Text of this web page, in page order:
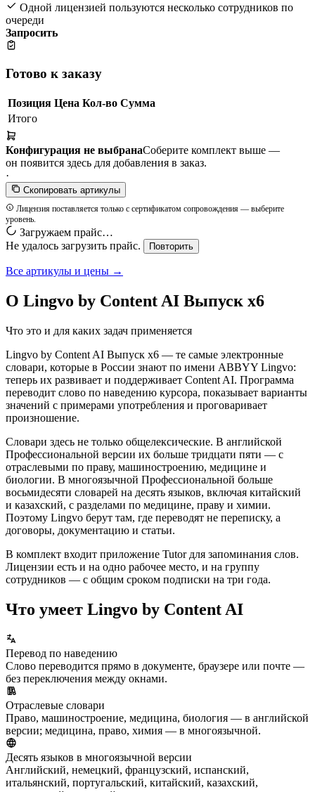
Одной лицензией пользуются несколько сотрудников по
очереди
Запросить
Готово к заказу
Позиция Цена Кол-во Сумма
Итого
Конфигурация не выбранаСоберите комплект выше —
он появится здесь для добавления в заказ.
·
Скопировать артикулы
Лицензия поставляется только с сертификатом сопровождения — выберите
уровень.
Загружаем прайс…
Не удалось загрузить прайс.
Повторить
Все артикулы и цены →
О Lingvo by Content AI Выпуск x6
Что это и для каких задач применяется
Lingvo by Content AI Выпуск x6 — те самые электронные
словари, которые в России знают по имени ABBYY Lingvo:
теперь их развивает и поддерживает Content AI. Программа
переводит слово по наведению курсора, показывает варианты
значений с примерами употребления и проговаривает
произношение.
Словари здесь не только общелексические. В английской
Профессиональной версии их больше тридцати пяти — с
отраслевыми по праву, машиностроению, медицине и
биологии. В многоязычной Профессиональной больше
восьмидесяти словарей на десять языков, включая китайский
и казахский, с разделами по медицине, праву и химии.
Поэтому Lingvo берут там, где переводят не переписку, а
договоры, документацию и статьи.
В комплект входит приложение Tutor для запоминания слов.
Лицензии есть и на одно рабочее место, и на группу
сотрудников — с общим сроком подписки на три года.
Что умеет Lingvo by Content AI
Перевод по наведению
Слово переводится прямо в документе, браузере или почте —
без переключения между окнами.
Отраслевые словари
Право, машиностроение, медицина, биология — в английской
версии; медицина, право, химия — в многоязычной.
Десять языков в многоязычной версии
Английский, немецкий, французский, испанский,
итальянский, португальский, китайский, казахский,